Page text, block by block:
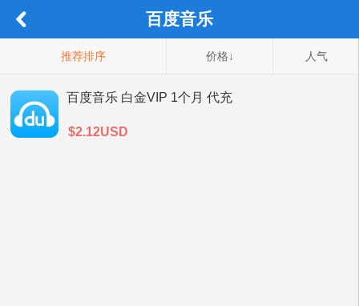
百度音乐
推荐排序 价格↓ 人气
百度音乐 白金VIP 1个月 代充
$2.12USD